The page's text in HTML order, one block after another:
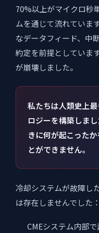
70%以上がマイクロ秒
ムを通じて流れていま
なデータフィード、中
約定を前提としていま
が崩壊しました。
私たちは人類史上
ロジーを構築しま
きに何が起こった
とができません。
冷却システムが故障し
は存在しませんでした：
CMEシステム内部